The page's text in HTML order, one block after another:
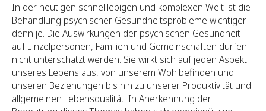
In der heutigen schnelllebigen und komplexen Welt ist die
Behandlung psychischer Gesundheitsprobleme wichtiger
denn je. Die Auswirkungen der psychischen Gesundheit
auf Einzelpersonen, Familien und Gemeinschaften dürfen
nicht unterschätzt werden. Sie wirkt sich auf jeden Aspekt
unseres Lebens aus, von unserem Wohlbefinden und
unseren Beziehungen bis hin zu unserer Produktivität und
allgemeinen Lebensqualität. In Anerkennung der